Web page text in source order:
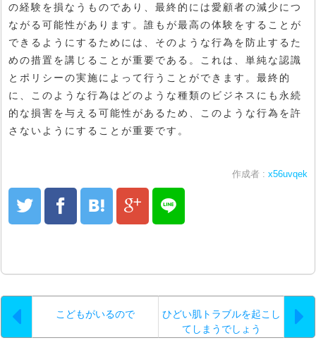
の経験を損なうものであり、最終的には愛顧者の減少につ
ながる可能性があります。誰もが最高の体験をすることが
できるようにするためには、そのような行為を防止するた
めの措置を講じることが重要である。これは、単純な認識
とポリシーの実施によって行うことができます。最終的
に、このような行為はどのような種類のビジネスにも永続
的な損害を与える可能性があるため、このような行為を許
さないようにすることが重要です。
作成者 : x56uvqek
こどもがいるので
ひどい肌トラブルを起こし
てしまうでしょう